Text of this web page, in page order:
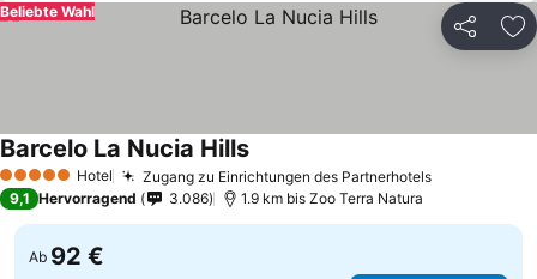
Teilen
Beliebte Wahl
5 Sterne Hotel Zugang zu Einrichtungen des Partnerhotels
Barcelo La Nucia Hills
9,1 Hervorragend 3.086 1.9 km bis Zoo Terra Natura
Ab 92 €